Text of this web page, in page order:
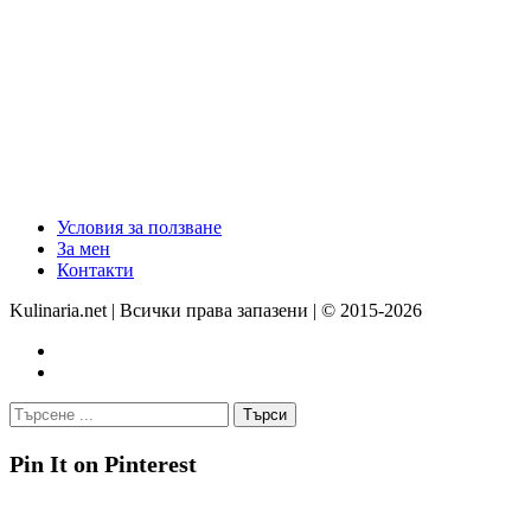
Условия за ползване
За мен
Контакти
Kulinaria.net | Всички права запазени | © 2015-2026
Pin It on Pinterest